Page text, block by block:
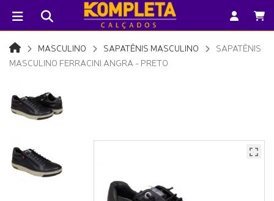
MASCULINO SAPATÊNIS MASCULINO
SAPATÊNIS
MASCULINO FERRACINI ANGRA - PRETO